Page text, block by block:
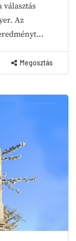
választás
Az
Megosztás